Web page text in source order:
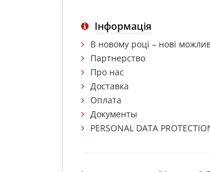
Інформація
В новому році – нові
Партнерство
Про нас
Доставка
Оплата
Документы
PERSONAL DATA